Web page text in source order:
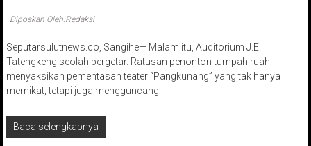
Diposkan Oleh:Redaksi
Seputarsulutnews.co, Sangihe— Malam itu, Auditorium J.E.
Tatengkeng seolah bergetar. Ratusan penonton tumpah ruah
menyaksikan pementasan teater “Pangkunang” yang tak hanya
memikat, tetapi juga mengguncang
Baca selengkapnya